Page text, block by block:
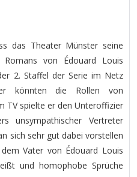
das Theater Münster seine
Romans von Édouard Louis
2. Staffel der Serie im Netz
könnten die Rollen von
TV spielte er den Unteroffizier
unsympathischer Vertreter
sich sehr gut dabei vorstellen
Vater von Édouard Louis
und homophobe Sprüche